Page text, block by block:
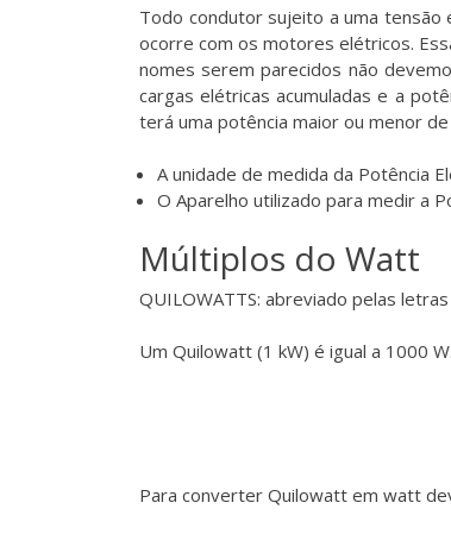
Todo condutor sujeito a uma
ocorre com os motores elétricos.
nomes serem parecidos não
cargas elétricas acumuladas e a
terá uma potência maior ou menor
A unidade de medida da Potência
O Aparelho utilizado para medir a
Múltiplos do Watt
QUILOWATTS: abreviado pelas letras
Um Quilowatt (1 kW) é igual a 1000 W.
Para converter Quilowatt em watt